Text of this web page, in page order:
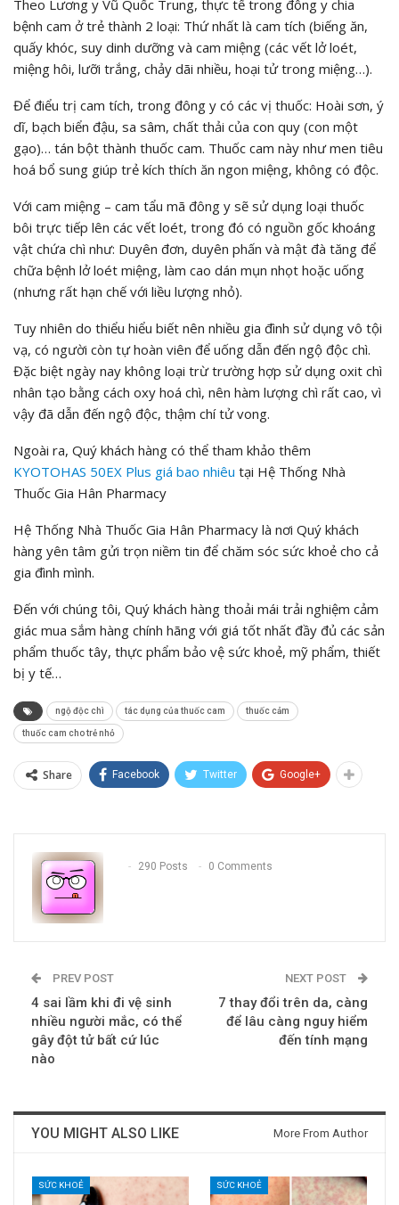
Theo Lương y Vũ Quốc Trung, thực tế trong đông y chia
bệnh cam ở trẻ thành 2 loại: Thứ nhất là cam tích (biếng ăn,
quấy khóc, suy dinh dưỡng và cam miệng (các vết lở loét,
miệng hôi, lưỡi trắng, chảy dãi nhiều, hoại tử trong miệng…).
Để điểu trị cam tích, trong đông y có các vị thuốc: Hoài sơn, ý
dĩ, bạch biển đậu, sa sâm, chất thải của con quy (con một
gạo)… tán bột thành thuốc cam. Thuốc cam này như men tiêu
hoá bổ sung giúp trẻ kích thích ăn ngon miệng, không có độc.
Với cam miệng – cam tẩu mã đông y sẽ sử dụng loại thuốc
bôi trực tiếp lên các vết loét, trong đó có nguồn gốc khoáng
vật chứa chì như: Duyên đơn, duyên phấn và mật đà tăng để
chữa bệnh lở loét miệng, làm cao dán mụn nhọt hoặc uống
(nhưng rất hạn chế với liều lượng nhỏ).
Tuy nhiên do thiểu hiểu biết nên nhiều gia đình sử dụng vô tội
vạ, có người còn tự hoàn viên để uống dẫn đến ngộ độc chì.
Đặc biệt ngày nay không loại trừ trường hợp sử dụng oxit chì
nhân tạo bằng cách oxy hoá chì, nên hàm lượng chì rất cao, vì
vậy đã dẫn đến ngộ độc, thậm chí tử vong.
Ngoài ra, Quý khách hàng có thể tham khảo thêm
KYOTOHAS 50EX Plus giá bao nhiêu tại Hệ Thống Nhà
Thuốc Gia Hân Pharmacy
Hệ Thống Nhà Thuốc Gia Hân Pharmacy là nơi Quý khách
hàng yên tâm gửi trọn niềm tin để chăm sóc sức khoẻ cho cả
gia đình mình.
Đến với chúng tôi, Quý khách hàng thoải mái trải nghiệm cảm
giác mua sắm hàng chính hãng với giá tốt nhất đầy đủ các sản
phẩm thuốc tây, thực phẩm bảo vệ sức khoẻ, mỹ phẩm, thiết
bị y tế…
ngộ độc chì tác dụng của thuốc cam thuốc cảm
thuốc cam cho trẻ nhỏ
Share Facebook Twitter Google+
290 Posts 0 Comments
PREV POST
4 sai lầm khi đi vệ sinh
nhiều người mắc, có thể
gây đột tử bất cứ lúc
nào
NEXT POST
7 thay đổi trên da, càng
để lâu càng nguy hiểm
đến tính mạng
YOU MIGHT ALSO LIKE More From Author
SỨC KHOẺ SỨC KHOẺ